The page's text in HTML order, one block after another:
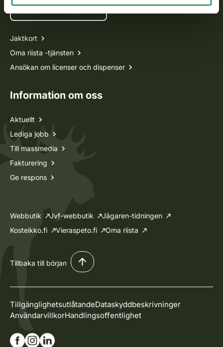
Alla kontaktuppgifter
Jaktkort
Oma riista -tjänsten
Ansökan om licenser och dispenser
Information om oss
Aktuellt
Lediga jobb
Till massmedia
Fakturering
Ge respons
Webbutik Jvf-webbutik
Jägaren-tidningen
Kosteikko.fi
Vieraspeto.fi Oma riista
Tillbaka till början
TillgänglighetsutlåtandeDataskyddbeskrivninger
AnvändarvillkorHandlingsoffentlighet